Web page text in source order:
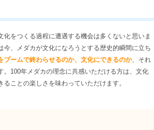
化をつくる過程に遭遇する機会は多くないと思いま
今、メダカが文化になろうとする歴史的瞬間に立ち
ブームで終わらせるのか、文化にできるのか、それ
。100年メダカの理念に共感いただける方は、文化
ことの楽しさを味わっていただけます。